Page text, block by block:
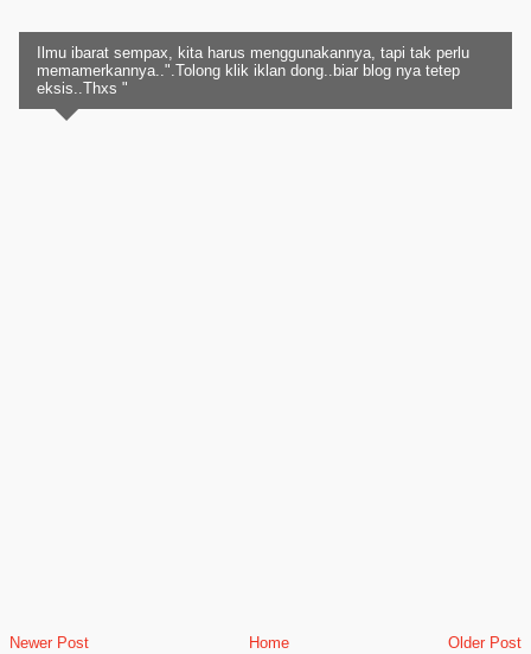
Ilmu ibarat sempax, kita harus menggunakannya, tapi tak perlu
memamerkannya..".Tolong klik iklan dong..biar blog nya tetep
eksis..Thxs "
Newer Post Older Post
Home